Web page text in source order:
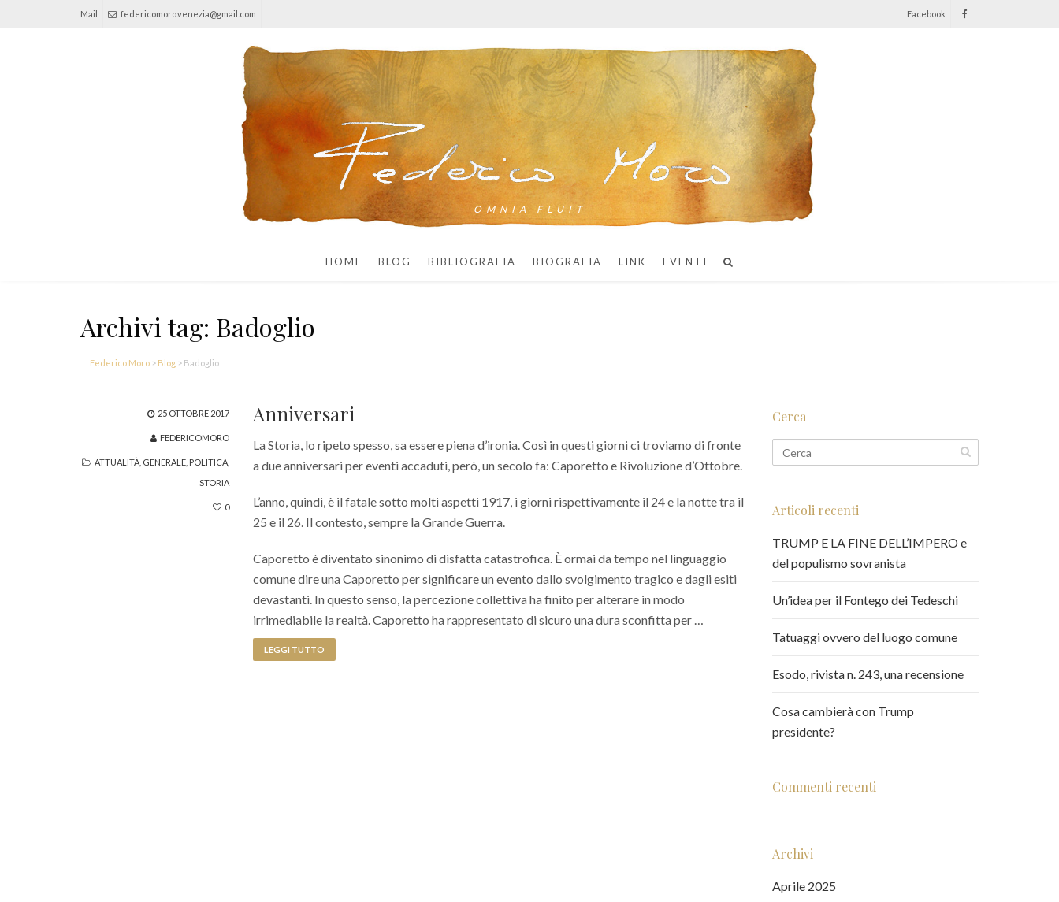
Mail federicomoro.venezia@gmail.com Facebook
OMNIA FLUIT
HOME BLOG BIBLIOGRAFIA BIOGRAFIA LINK EVENTI
Archivi tag: Badoglio
Federico Moro > Blog > Badoglio
25 OTTOBRE 2017
FEDERICOMORO
ATTUALITÀ GENERALE POLITICA
STORIA
0
Anniversari
La Storia, lo ripeto spesso, sa essere piena d’ironia. Così in questi giorni ci troviamo di fronte
a due anniversari per eventi accaduti, però, un secolo fa: Caporetto e Rivoluzione d’Ottobre.
L’anno, quindi, è il fatale sotto molti aspetti 1917, i giorni rispettivamente il 24 e la notte tra il
25 e il 26. Il contesto, sempre la Grande Guerra.
Caporetto è diventato sinonimo di disfatta catastrofica. È ormai da tempo nel linguaggio
comune dire una Caporetto per significare un evento dallo svolgimento tragico e dagli esiti
devastanti. In questo senso, la percezione collettiva ha finito per alterare in modo
irrimediabile la realtà. Caporetto ha rappresentato di sicuro una dura sconfitta per …
LEGGI TUTTO
Cerca
Articoli recenti
TRUMP E LA FINE DELL’IMPERO e
del populismo sovranista
Un’idea per il Fontego dei Tedeschi
Tatuaggi ovvero del luogo comune
Esodo, rivista n. 243, una recensione
Cosa cambierà con Trump
presidente?
Commenti recenti
Archivi
Aprile 2025